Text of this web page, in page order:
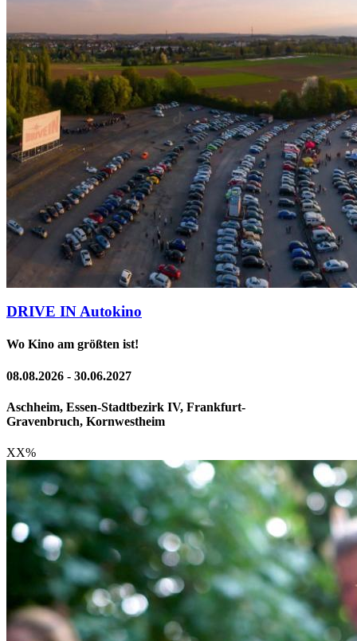
DRIVE IN Autokino
Wo Kino am größten ist!
08.08.2026 - 30.06.2027
Aschheim, Essen-Stadtbezirk IV, Frankfurt-
Gravenbruch, Kornwestheim
XX%